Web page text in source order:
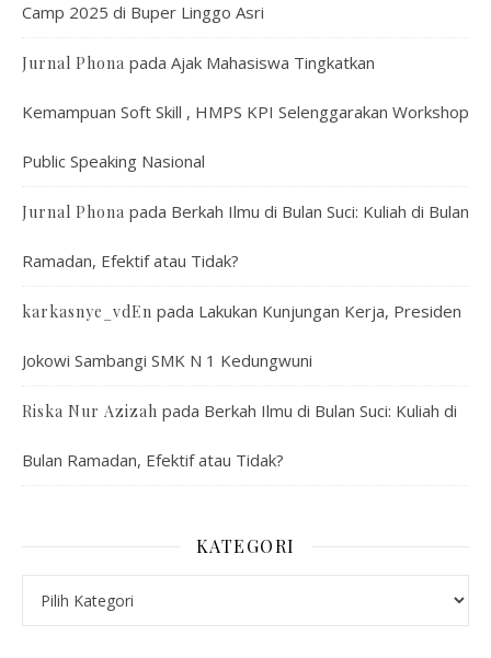
Camp 2025 di Buper Linggo Asri
Jurnal Phona pada Ajak Mahasiswa Tingkatkan
Kemampuan Soft Skill , HMPS KPI Selenggarakan Workshop
Public Speaking Nasional
Jurnal Phona pada Berkah Ilmu di Bulan Suci: Kuliah di Bulan
Ramadan, Efektif atau Tidak?
karkasnye_vdEn pada Lakukan Kunjungan Kerja, Presiden
Jokowi Sambangi SMK N 1 Kedungwuni
Riska Nur Azizah pada Berkah Ilmu di Bulan Suci: Kuliah di
Bulan Ramadan, Efektif atau Tidak?
KATEGORI